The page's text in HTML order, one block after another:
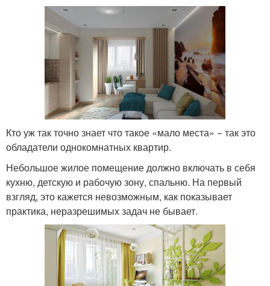
Кто уж так точно знает что такое «мало места» − так это
обладатели однокомнатных квартир.
Небольшое жилое помещение должно включать в себя
кухню, детскую и рабочую зону, спальню. На первый
взгляд, это кажется невозможным, как показывает
практика, неразрешимых задач не бывает.